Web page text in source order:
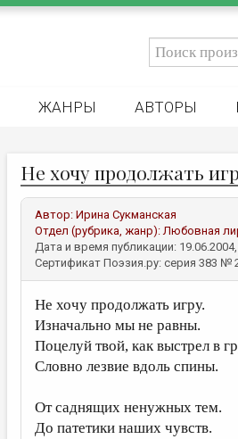
ЖАНРЫ АВТОРЫ
Не хочу продолжать
Автор: Ирина Сукманская
Отдел (рубрика, жанр):Любовная
Дата и время публикации:
Сертификат Поэзия.ру: серия 383 №
Не хочу продолжать игру.
Изначально мы не равны.
Поцелуй твой, как выстрел в
Словно лезвие вдоль спины.
От саднящих ненужных тем.
До патетики наших чувств.